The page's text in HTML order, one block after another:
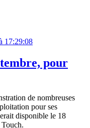
17:29:08
pour
de nombreuses
pour ses
disponible le 18
Touch.